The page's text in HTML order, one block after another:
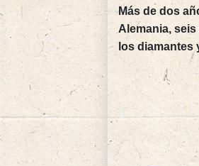
Más de dos
Alemania,
los